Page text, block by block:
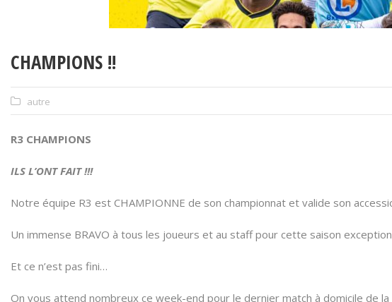
CHAMPIONS !!
autre
R3 CHAMPIONS
ILS L’ONT FAIT !!!
Notre équipe R3 est CHAMPIONNE de son championnat et valide son
Un immense BRAVO à tous les joueurs et au staff pour cette saison
Et ce n’est pas fini…
On vous attend nombreux ce week-end pour le dernier match à domicile de la